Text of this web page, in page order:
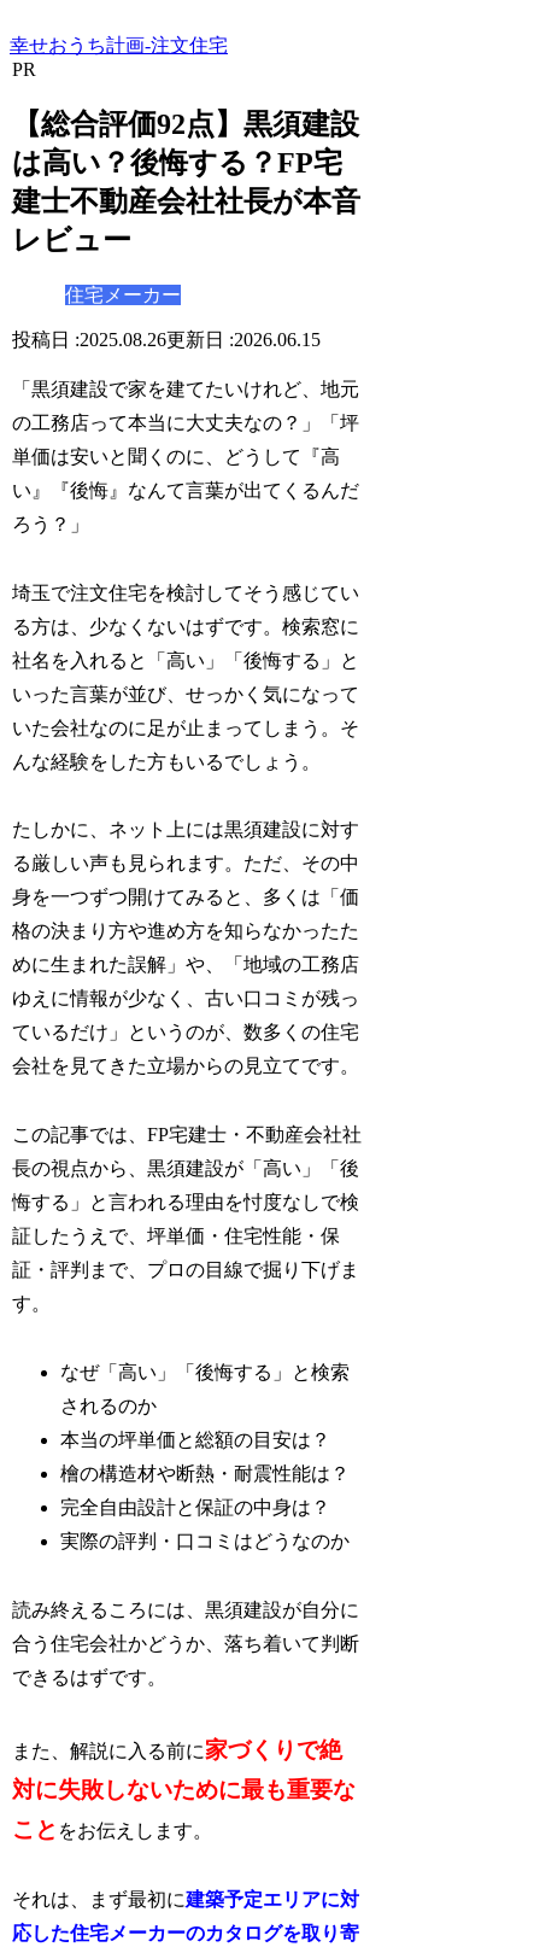
幸せおうち計画-注文住宅
PR
【総合評価92点】黒須建設
は高い？後悔する？FP宅
建士不動産会社社長が本音
レビュー
住宅メーカー
2025.08.26 2026.06.15
「黒須建設で家を建てたいけれど、地元
の工務店って本当に大丈夫なの？」「坪
単価は安いと聞くのに、どうして『高
い』『後悔』なんて言葉が出てくるんだ
ろう？」
埼玉で注文住宅を検討してそう感じてい
る方は、少なくないはずです。検索窓に
社名を入れると「高い」「後悔する」と
いった言葉が並び、せっかく気になって
いた会社なのに足が止まってしまう。そ
んな経験をした方もいるでしょう。
たしかに、ネット上には黒須建設に対す
る厳しい声も見られます。ただ、その中
身を一つずつ開けてみると、多くは「価
格の決まり方や進め方を知らなかったた
めに生まれた誤解」や、「地域の工務店
ゆえに情報が少なく、古い口コミが残っ
ているだけ」というのが、数多くの住宅
会社を見てきた立場からの見立てです。
この記事では、FP宅建士・不動産会社社
長の視点から、黒須建設が「高い」「後
悔する」と言われる理由を忖度なしで検
証したうえで、坪単価・住宅性能・保
証・評判まで、プロの目線で掘り下げま
す。
なぜ「高い」「後悔する」と検索
されるのか
本当の坪単価と総額の目安は？
檜の構造材や断熱・耐震性能は？
完全自由設計と保証の中身は？
実際の評判・口コミはどうなのか
読み終えるころには、黒須建設が自分に
合う住宅会社かどうか、落ち着いて判断
できるはずです。
また、解説に入る前に家づくりで絶
対に失敗しないために最も重要な
こと をお伝えします。
それは、まず最初に建築予定エリアに対
応した住宅メーカーのカタログを取り寄